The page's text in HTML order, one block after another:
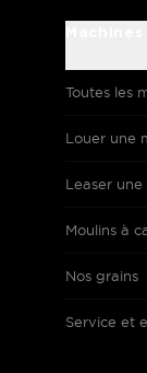
Toutes les
Louer une
Leaser
Moulins à
Nos grains
Service et